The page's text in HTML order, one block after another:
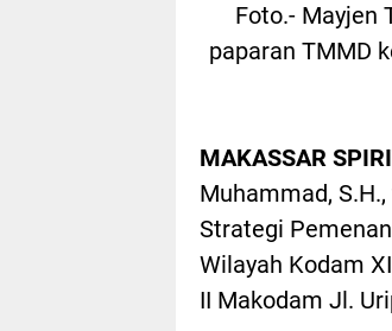
Foto.- Mayjen
paparan TMMD
MAKASSAR
Muhammad,
Strategi
Wilayah Kodam
II Makodam Jl.